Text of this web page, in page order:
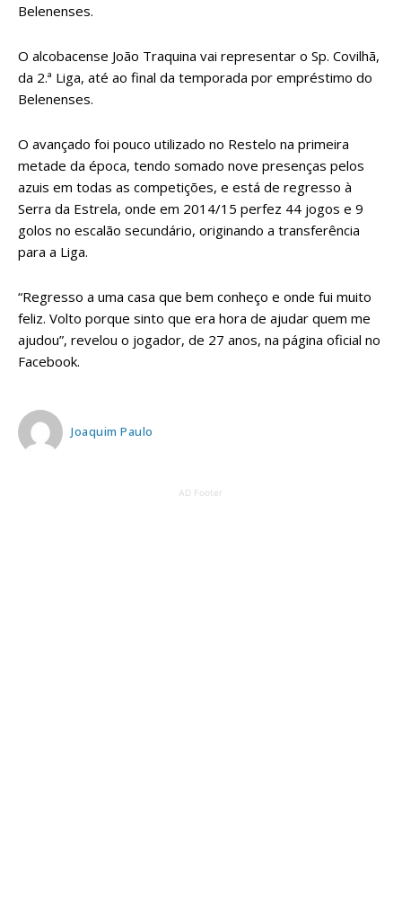
Belenenses.
O alcobacense João Traquina vai representar o Sp. Covilhã,
da 2.ª Liga, até ao final da temporada por empréstimo do
Belenenses.
O avançado foi pouco utilizado no Restelo na primeira
metade da época, tendo somado nove presenças pelos
azuis em todas as competições, e está de regresso à
Serra da Estrela, onde em 2014/15 perfez 44 jogos e 9
golos no escalão secundário, originando a transferência
para a Liga.
“Regresso a uma casa que bem conheço e onde fui muito
feliz. Volto porque sinto que era hora de ajudar quem me
ajudou”, revelou o jogador, de 27 anos, na página oficial no
Facebook.
Joaquim Paulo
AD Footer